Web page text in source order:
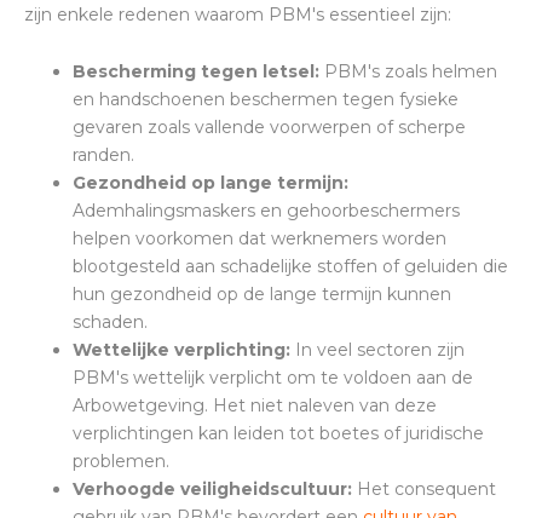
zijn enkele redenen waarom PBM's essentieel zijn:
Bescherming tegen letsel: PBM's zoals helmen
en handschoenen beschermen tegen fysieke
gevaren zoals vallende voorwerpen of scherpe
randen.
Gezondheid op lange termijn:
Ademhalingsmaskers en gehoorbeschermers
helpen voorkomen dat werknemers worden
blootgesteld aan schadelijke stoffen of geluiden die
hun gezondheid op de lange termijn kunnen
schaden.
Wettelijke verplichting: In veel sectoren zijn
PBM's wettelijk verplicht om te voldoen aan de
Arbowetgeving. Het niet naleven van deze
verplichtingen kan leiden tot boetes of juridische
problemen.
Verhoogde veiligheidscultuur: Het consequent